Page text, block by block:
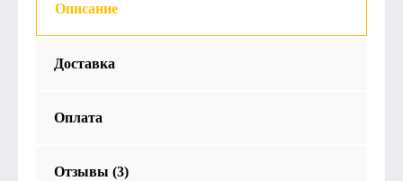
Описание
Доставка
Оплата
Отзывы (3)